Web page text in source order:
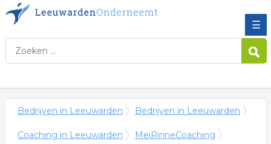
☰
Bedrijven in Leeuwarden Bedrijven in Leeuwarden
Coaching in Leeuwarden MeiRinneCoaching